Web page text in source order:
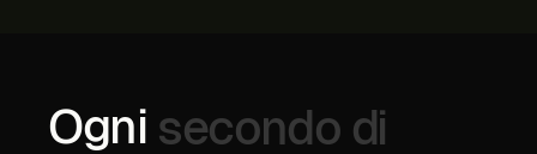
Ogni secondo di